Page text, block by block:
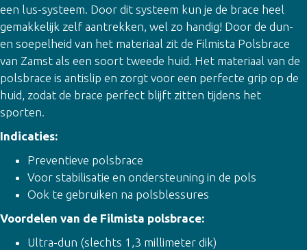
een lus-systeem. Door dit systeem kun je de brace heel
gemakkelijk zelf aantrekken, wel zo handig! Door de dun-
en soepelheid van het materiaal zit de Filmista Polsbrace
van Zamst als een soort tweede huid. Het materiaal van de
polsbrace is antislip en zorgt voor een perfecte grip op de
huid, zodat de brace perfect blijft zitten tijdens het
sporten.
Indicaties:
Preventieve polsbrace
Voor stabilisatie en ondersteuning in de pols
Ook te gebruiken na polsblessures
Voordelen van de Filmista polsbrace:
Ultra-dun (slechts 1,3 millimeter dik)